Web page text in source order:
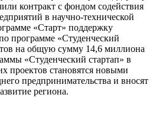
контракт с фондом содействия
в научно-технической
«Старт» поддержку
программе «Студенческий
на общую сумму 14,6 миллиона
«Студенческий стартап» в
проектов становятся новыми
предпринимательства и вносят
региона.